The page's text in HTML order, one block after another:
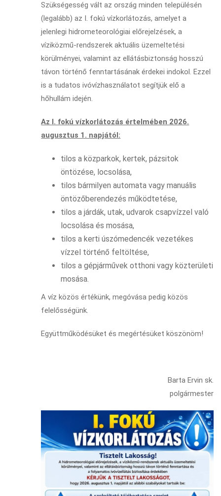
Szükségesség vált az ország minden településén
(legalább) az I. fokú vízkorlátozás, amelyet a
jelenlegi hidrometeorológiai előrejelzések, a
víziközmű-rendszerek aktuális üzemeltetési
körülményei, valamint az ellátásbiztonság hosszú
távon történő fenntartásának érdekei indokol. Ezzel
is a tudatos ivóvízhasználatot segítjük elő a
hőhullám idején.
Az I. fokú vízkorlátozás értelmében 2026.
augusztus 1. napjától:
tilos a közparkok, kertek, pázsitok
öntözése, locsolása,
tilos bármilyen automata vagy manuális
öntözőberendezés működtetése,
tilos a járdák, utak, udvarok csapvízzel való
locsolása és mosása,
tilos a kerti úszómedencék vezetékes
vízzel történő feltöltése,
tilos a gépjárművek otthoni vagy közterületi
mosása.
A víz közös értékünk, megóvása pedig közös
felelősségünk.
Együttműködésüket és megértésüket köszönöm!
Barta Ervin sk.
polgármester